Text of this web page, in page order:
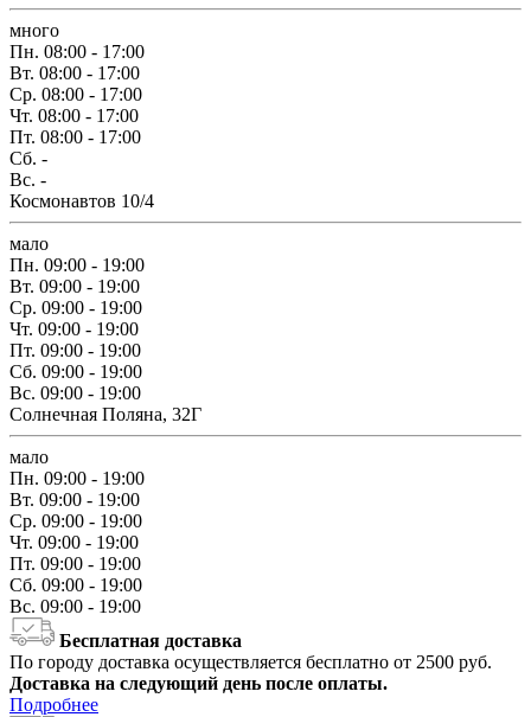
много
Пн. 08:00 - 17:00
Вт. 08:00 - 17:00
Ср. 08:00 - 17:00
Чт. 08:00 - 17:00
Пт. 08:00 - 17:00
Сб. -
Вс. -
Космонавтов 10/4
мало
Пн. 09:00 - 19:00
Вт. 09:00 - 19:00
Ср. 09:00 - 19:00
Чт. 09:00 - 19:00
Пт. 09:00 - 19:00
Сб. 09:00 - 19:00
Вс. 09:00 - 19:00
Солнечная Поляна, 32Г
мало
Пн. 09:00 - 19:00
Вт. 09:00 - 19:00
Ср. 09:00 - 19:00
Чт. 09:00 - 19:00
Пт. 09:00 - 19:00
Сб. 09:00 - 19:00
Вс. 09:00 - 19:00
Бесплатная доставка
По городу доставка осуществляется бесплатно от 2500 руб.
Доставка на следующий день после оплаты.
Подробнее